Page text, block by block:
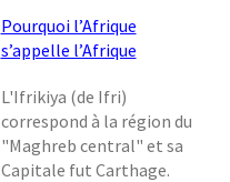
Pourquoi l’Afrique
s’appelle l’Afrique
L'Ifrikiya (de Ifri)
correspond à la région du
"Maghreb central" et sa
Capitale fut Carthage.